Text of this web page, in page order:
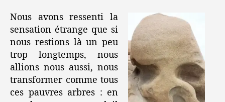
Nous avons ressenti la
sensation étrange que si
nous restions là un peu
trop longtemps, nous
allions nous aussi, nous
transformer comme tous
ces pauvres arbres : en